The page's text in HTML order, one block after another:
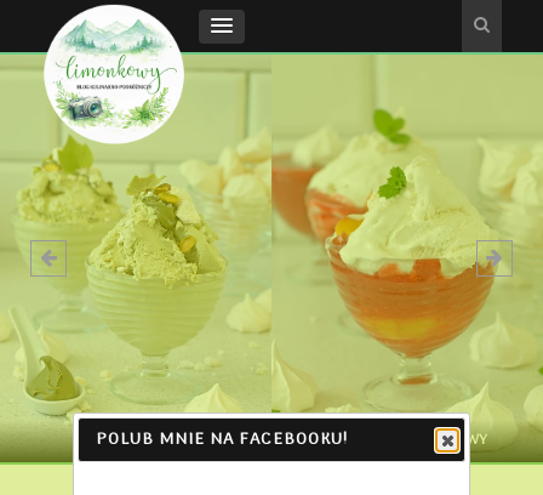
LODY PISTACJOWE MELBA - DESER LODOWY
POLUB MNIE NA FACEBOOKU!